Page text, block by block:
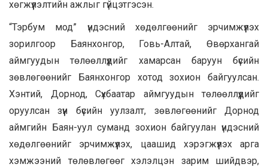
хөгжүүлэлтийн ажлыг гүйцэтгэсэн.
“Тэрбум мод” үндэсний хөдөлгөөнийг эрчимжүүлэх
зорилгоор Баянхонгор, Говь-Алтай, Өвөрхангай
аймгуудын төлөөллүүдийг хамарсан баруун бүсийн
зөвлөгөөнийг Баянхонгор хотод зохион байгуулсан.
Хэнтий, Дорнод, Сүхбаатар аймгуудын төлөөллүүдийг
оруулсан зүүн бүсийн уулзалт, зөвлөгөөнийг Дорнод
аймгийн Баян-уул суманд зохион байгуулан үндэсний
хөдөлгөөнийг эрчимжүүлэх, цаашид хэрэгжүүлэх арга
хэмжээний төлөвлөгөөг хэлэлцэн зарим шийдвэр,